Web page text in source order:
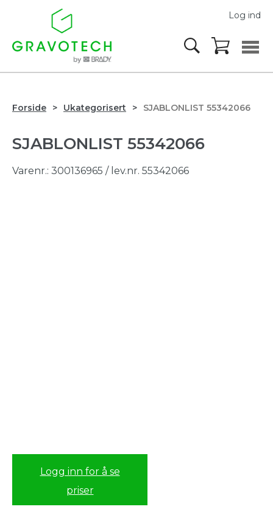
Log ind
Forside Ukategorisert SJABLONLIST 55342066
SJABLONLIST 55342066
Varenr.: 300136965 / lev.nr. 55342066
Logg inn for å se
priser